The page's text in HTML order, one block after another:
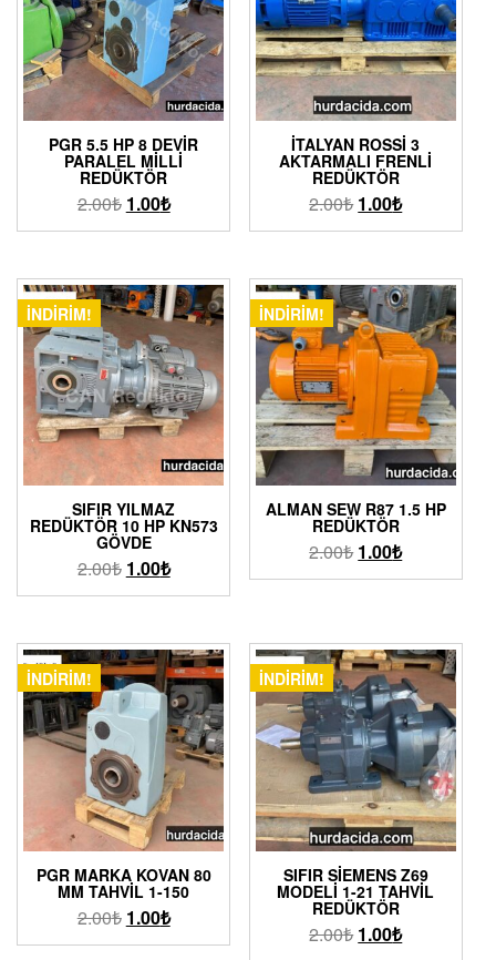
PGR 5.5 HP 8 DEVIR
PARALEL MILLI
REDÜKTÖR
2.00₺ 1.00₺
İTALYAN ROSSI 3
AKTARMALI FRENLI
REDÜKTÖR
2.00₺ 1.00₺
İNDIRIM!
SIFIR YILMAZ
REDÜKTÖR 10 HP KN573
GÖVDE
2.00₺ 1.00₺
İNDIRIM!
ALMAN SEW R87 1.5 HP
REDÜKTÖR
2.00₺ 1.00₺
İNDIRIM!
PGR MARKA KOVAN 80
MM TAHVIL 1-150
2.00₺ 1.00₺
İNDIRIM!
SIFIR SIEMENS Z69
MODELI 1-21 TAHVIL
REDÜKTÖR
2.00₺ 1.00₺